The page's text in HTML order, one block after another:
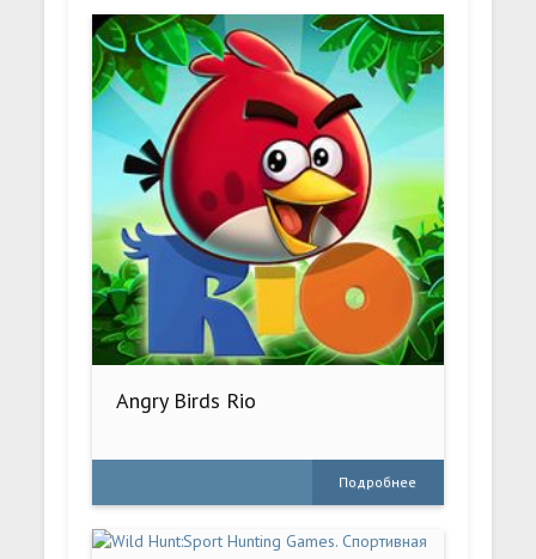
Angry Birds Rio
Подробнее